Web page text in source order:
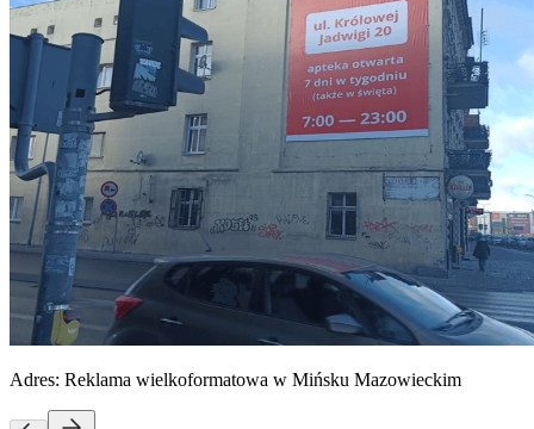
Adres: Reklama wielkoformatowa w Mińsku Mazowieckim